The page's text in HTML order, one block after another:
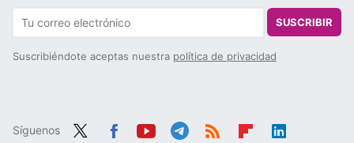
SUSCRIBIR
Suscribiéndote aceptas nuestra política de privacidad
Síguenos